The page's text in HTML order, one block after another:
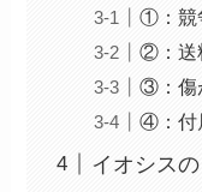
①：競
②：送
③：傷
④：付
イオシス